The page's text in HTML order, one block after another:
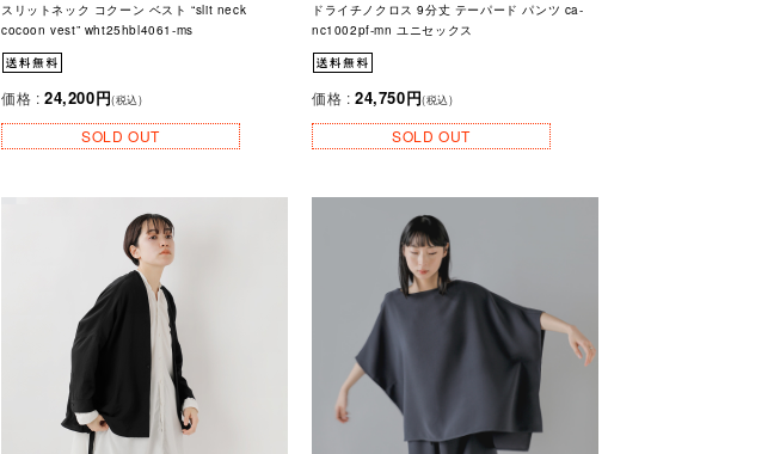
スリットネック コクーン ベスト “slit neck
cocoon vest” wht25hbl4061-ms
価格 : 24,200円(税込)
SOLD OUT
ドライチノクロス 9分丈 テーパード パンツ ca-
nc1002pf-mn ユニセックス
価格 : 24,750円(税込)
SOLD OUT